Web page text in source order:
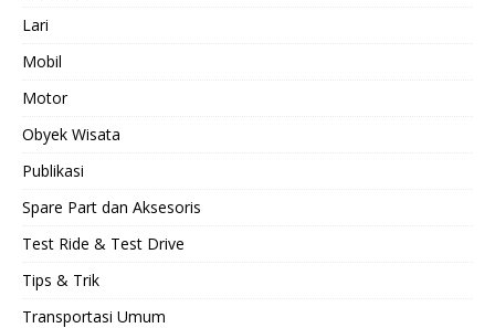
Lari
Mobil
Motor
Obyek Wisata
Publikasi
Spare Part dan Aksesoris
Test Ride & Test Drive
Tips & Trik
Transportasi Umum